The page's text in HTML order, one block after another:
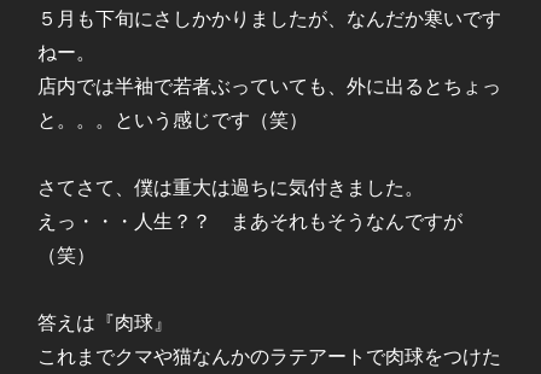
５月も下旬にさしかかりましたが、なんだか寒いです
ねー。
店内では半袖で若者ぶっていても、外に出るとちょっ
と。。。という感じです（笑）
さてさて、僕は重大は過ちに気付きました。
えっ・・・人生？？ まあそれもそうなんですが
（笑）
答えは『肉球』
これまでクマや猫なんかのラテアートで肉球をつけた